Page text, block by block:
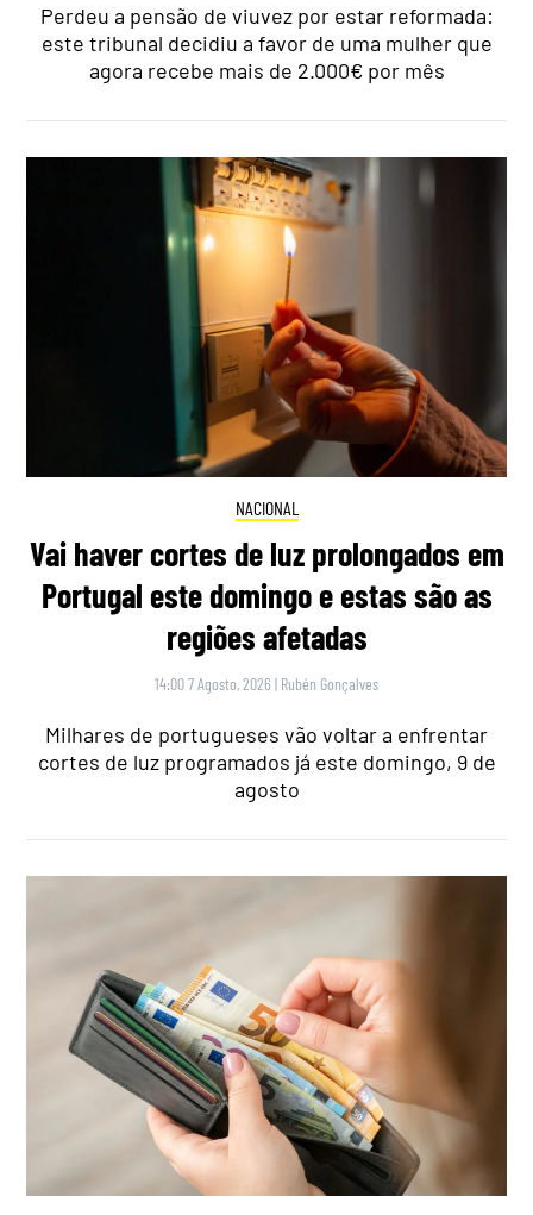
Perdeu a pensão de viuvez por estar reformada:
este tribunal decidiu a favor de uma mulher que
agora recebe mais de 2.000€ por mês
NACIONAL
Vai haver cortes de luz prolongados em
Portugal este domingo e estas são as
regiões afetadas
14:00 7 Agosto, 2026 | Rubén Gonçalves
Milhares de portugueses vão voltar a enfrentar
cortes de luz programados já este domingo, 9 de
agosto